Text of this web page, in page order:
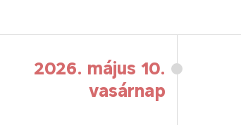
2026. május 10.
vasárnap